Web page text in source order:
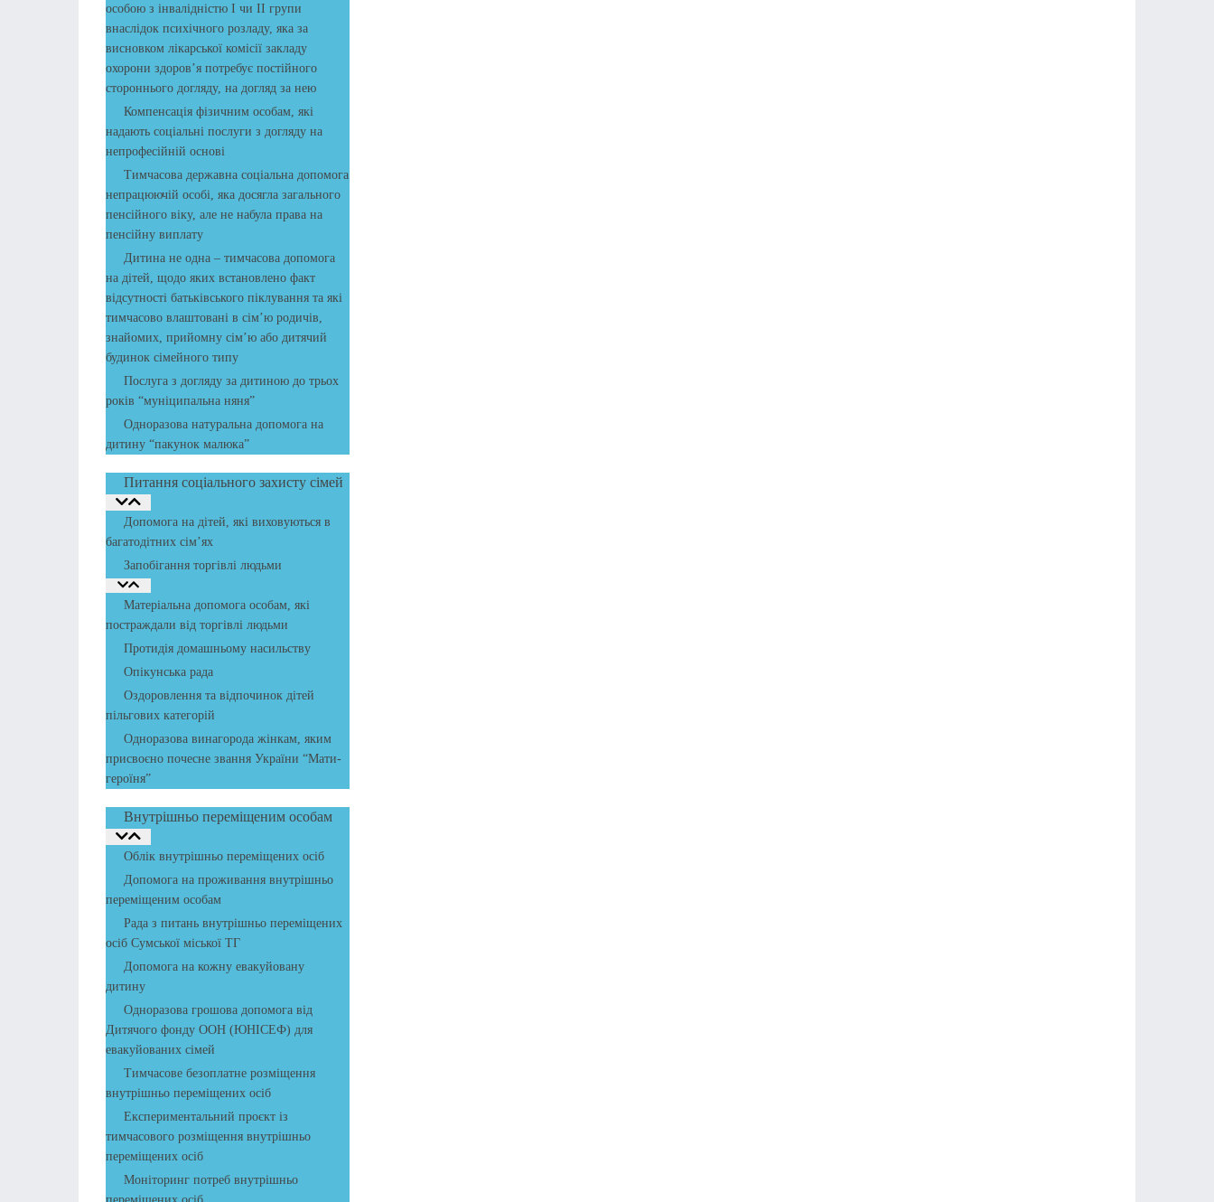
особою з інвалідністю І чи ІІ групи
внаслідок психічного розладу, яка за
висновком лікарської комісії закладу
охорони здоров’я потребує постійного
стороннього догляду, на догляд за нею
Компенсація фізичним особам, які
надають соціальні послуги з догляду на
непрофесійній основі
Тимчасова державна соціальна допомога
непрацюючій особі, яка досягла загального
пенсійного віку, але не набула права на
пенсійну виплату
Дитина не одна – тимчасова допомога
на дітей, щодо яких встановлено факт
відсутності батьківського піклування та які
тимчасово влаштовані в сім’ю родичів,
знайомих, прийомну сім’ю або дитячий
будинок сімейного типу
Послуга з догляду за дитиною до трьох
років “муніципальна няня”
Одноразова натуральна допомога на
дитину “пакунок малюка”
Питання соціального захисту сімей
Допомога на дітей, які виховуються в
багатодітних сім’ях
Запобігання торгівлі людьми
Матеріальна допомога особам, які
постраждали від торгівлі людьми
Протидія домашньому насильству
Опікунська рада
Оздоровлення та відпочинок дітей
пільгових категорій
Одноразова винагорода жінкам, яким
присвоєно почесне звання України “Мати-
героїня”
Внутрішньо переміщеним особам
Облік внутрішньо переміщених осіб
Допомога на проживання внутрішньо
переміщеним особам
Рада з питань внутрішньо переміщених
осіб Сумської міської ТГ
Допомога на кожну евакуйовану
дитину
Одноразова грошова допомога від
Дитячого фонду ООН (ЮНІСЕФ) для
евакуйованих сімей
Тимчасове безоплатне розміщення
внутрішньо переміщених осіб
Експериментальний проєкт із
тимчасового розміщення внутрішньо
переміщених осіб
Моніторинг потреб внутрішньо